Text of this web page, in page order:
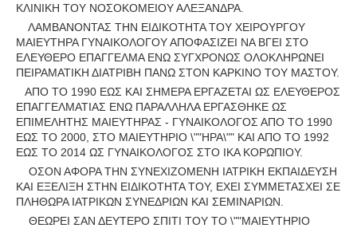
ΚΛΙΝΙΚΗ ΤΟΥ ΝΟΣΟΚΟΜΕΙΟΥ ΑΛΕΞΑΝΔΡΑ.
ΛΑΜΒΑΝΟΝΤΑΣ ΤΗΝ ΕΙΔΙΚΟΤΗΤΑ ΤΟΥ ΧΕΙΡΟΥΡΓΟΥ
ΜΑΙΕΥΤΗΡΑ ΓΥΝΑΙΚΟΛΟΓΟΥ ΑΠΟΦΑΣΙΖΕΙ ΝΑ ΒΓΕΙ ΣΤΟ
ΕΛΕΥΘΕΡΟ ΕΠΑΓΓΕΛΜΑ ΕΝΩ ΣΥΓΧΡΟΝΩΣ ΟΛΟΚΛΗΡΩΝΕΙ
ΠΕΙΡΑΜΑΤΙΚΗ ΔΙΑΤΡΙΒΗ ΠΑΝΩ ΣΤΟΝ ΚΑΡΚΙΝΟ ΤΟΥ ΜΑΣΤΟΥ.
ΑΠΟ ΤΟ 1990 ΕΩΣ ΚΑΙ ΣΗΜΕΡΑ ΕΡΓΑΖΕΤΑΙ ΩΣ ΕΛΕΥΘΕΡΟΣ
ΕΠΑΓΓΕΛΜΑΤΙΑΣ ΕΝΩ ΠΑΡΑΛΛΗΛΑ ΕΡΓΑΣΘΗΚΕ ΩΣ
ΕΠΙΜΕΛΗΤΗΣ ΜΑΙΕΥΤΗΡΑΣ - ΓΥΝΑΙΚΟΛΟΓΟΣ ΑΠΟ ΤΟ 1990
ΕΩΣ ΤΟ 2000, ΣΤΟ ΜΑΙΕΥΤΗΡΙΟ \""ΗΡΑ\"" ΚΑΙ ΑΠΟ ΤΟ 1992
ΕΩΣ ΤΟ 2014 ΩΣ ΓΥΝΑΙΚΟΛΟΓΟΣ ΣΤΟ ΙΚΑ ΚΟΡΩΠΙΟΥ.
ΟΣΟΝ ΑΦΟΡΑ ΤΗΝ ΣΥΝΕΧΙΖΟΜΕΝΗ ΙΑΤΡΙΚΗ ΕΚΠΑΙΔΕΥΣΗ
ΚΑΙ ΕΞΕΛΙΞΗ ΣΤΗΝ ΕΙΔΙΚΟΤΗΤΑ ΤΟΥ, ΕΧΕΙ ΣΥΜΜΕΤΑΣΧΕΙ ΣΕ
ΠΛΗΘΩΡΑ ΙΑΤΡΙΚΩΝ ΣΥΝΕΔΡΙΩΝ ΚΑΙ ΣΕΜΙΝΑΡΙΩΝ.
ΘΕΩΡΕΙ ΣΑΝ ΔΕΥΤΕΡΟ ΣΠΙΤΙ ΤΟΥ ΤΟ \""ΜΑΙΕΥΤΗΡΙΟ